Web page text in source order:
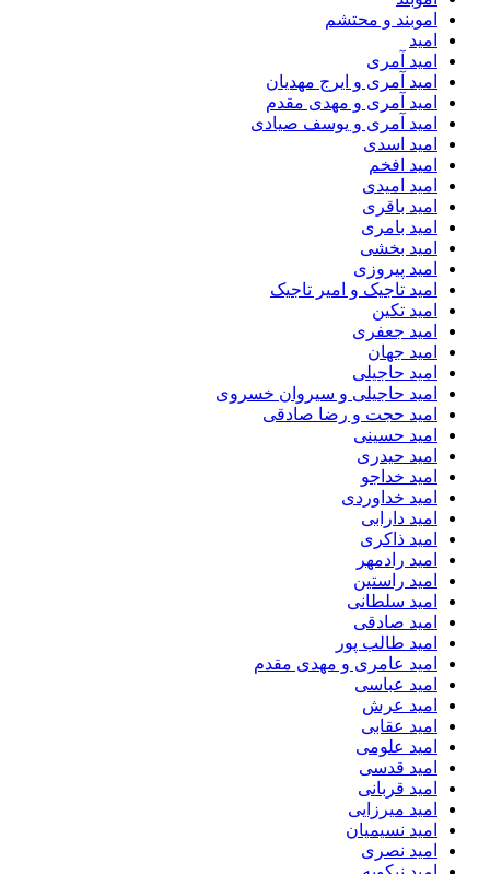
اموبند و محتشم
امید
امید آمری
امید آمری و ایرج مهدیان
امید آمری و مهدی مقدم
امید آمری و یوسف صیادی
امید اسدی
امید افخم
امید امیدی
امید باقری
امید بامری
امید بخشی
امید پیروزی
امید تاجیک و امیر تاجیک
امید تکین
امید جعفری
امید جهان
امید حاجیلی
امید حاجیلی و سیروان خسروی
امید حجت و رضا صادقی
امید حسینی
امید حیدری
امید خداجو
امید خداوردی
امید دارابی
امید ذاکری
امید رادمهر
امید راستین
امید سلطانی
امید صادقی
امید طالب پور
امید عامری و مهدی مقدم
امید عباسی
امید عرش
امید عقابی
امید علومی
امید قدسی
امید قربانی
امید میرزایی
امید نسیمیان
امید نصری